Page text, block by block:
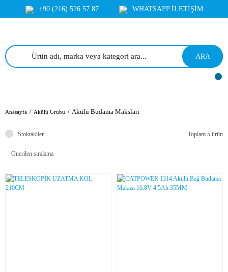
+90 (216) 526 57 87 WHATSAPP İLETİŞİM
ARA
Anasayfa Akülü Grubu Akülü Budama Maksları
Stoktakiler Toplam 5 ürün